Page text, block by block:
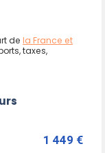
de la France et
taxes,
1 449 €